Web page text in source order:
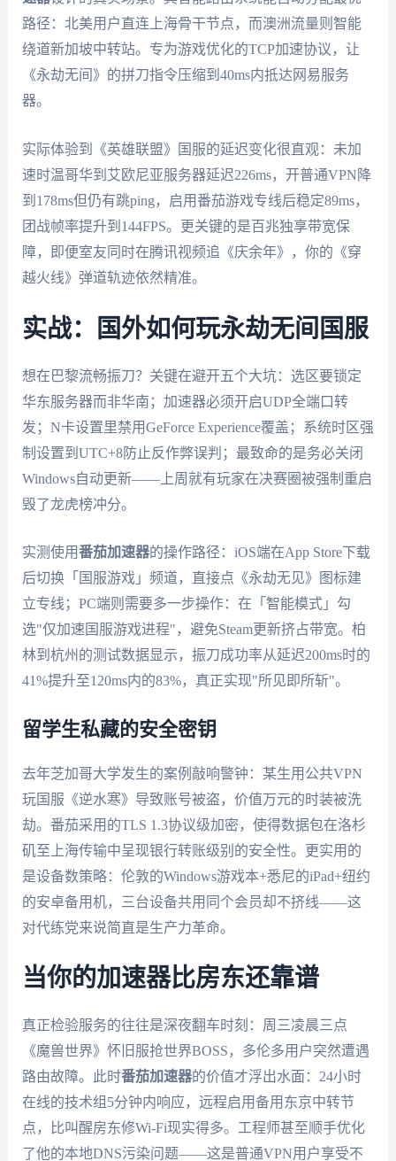
路径：北美用户直连上海骨干节点，而澳洲流量则智能
绕道新加坡中转站。专为游戏优化的TCP加速协议，让
《永劫无间》的拼刀指令压缩到40ms内抵达网易服务
器。
实际体验到《英雄联盟》国服的延迟变化很直观：未加
速时温哥华到艾欧尼亚服务器延迟226ms，开普通VPN降
到178ms但仍有跳ping，启用番茄游戏专线后稳定89ms，
团战帧率提升到144FPS。更关键的是百兆独享带宽保
障，即便室友同时在腾讯视频追《庆余年》，你的《穿
越火线》弹道轨迹依然精准。
实战：国外如何玩永劫无间国服
想在巴黎流畅振刀？关键在避开五个大坑：选区要锁定
华东服务器而非华南；加速器必须开启UDP全端口转
发；N卡设置里禁用GeForce Experience覆盖；系统时区强
制设置到UTC+8防止反作弊误判；最致命的是务必关闭
Windows自动更新——上周就有玩家在决赛圈被强制重启
毁了龙虎榜冲分。
实测使用番茄加速器的操作路径：iOS端在App Store下载
后切换「国服游戏」频道，直接点《永劫无见》图标建
立专线；PC端则需要多一步操作：在「智能模式」勾
选"仅加速国服游戏进程"，避免Steam更新挤占带宽。柏
林到杭州的测试数据显示，振刀成功率从延迟200ms时的
41%提升至120ms内的83%，真正实现"所见即所斩"。
留学生私藏的安全密钥
去年芝加哥大学发生的案例敲响警钟：某生用公共VPN
玩国服《逆水寒》导致账号被盗，价值万元的时装被洗
劫。番茄采用的TLS 1.3协议级加密，使得数据包在洛杉
矶至上海传输中呈现银行转账级别的安全性。更实用的
是设备数策略：伦敦的Windows游戏本+悉尼的iPad+纽约
的安卓备用机，三台设备共用同个会员却不挤线——这
对代练党来说简直是生产力革命。
当你的加速器比房东还靠谱
真正检验服务的往往是深夜翻车时刻：周三凌晨三点
《魔兽世界》怀旧服抢世界BOSS，多伦多用户突然遭遇
路由故障。此时番茄加速器的价值才浮出水面：24小时
在线的技术组5分钟内响应，远程启用备用东京中转节
点，比叫醒房东修Wi-Fi现实得多。工程师甚至顺手优化
了他的本地DNS污染问题——这是普通VPN用户享受不